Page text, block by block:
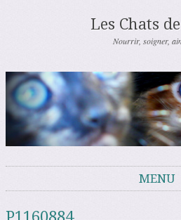
Les Chats
Nourrir, soigner,
MENU